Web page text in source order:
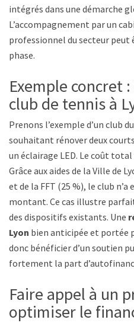
intégrés dans une démarche
L’accompagnement par un
professionnel du secteur
phase.
Exemple concret
club de tennis à
Prenons l’exemple d’un club
souhaitant rénover deux
un éclairage LED. Le coût total
Grâce aux aides de la Ville de
et de la FFT (25 %), le club n’a
montant. Ce cas illustre
des dispositifs existants. Une
Lyon bien anticipée et portée
donc bénéficier d’un soutien
fortement la part
Faire appel à un
optimiser le